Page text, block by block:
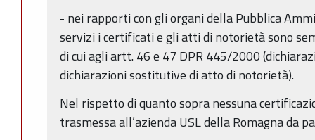
- nei rapporti con gli organi della Pubblica
servizi i certificati e gli atti di notorietà sono
di cui agli artt. 46 e 47 DPR 445/2000
dichiarazioni sostitutive di atto di notorietà).
Nel rispetto di quanto sopra nessuna
trasmessa all’azienda USL della Romagna da